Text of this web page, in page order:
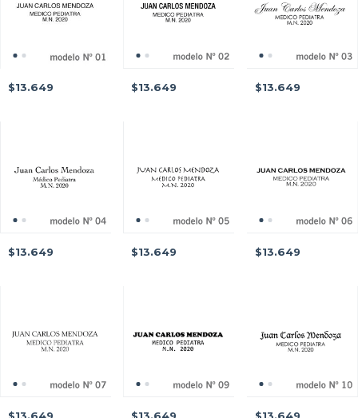
$13.649 $13.649 $13.649
$13.649 $13.649 $13.649